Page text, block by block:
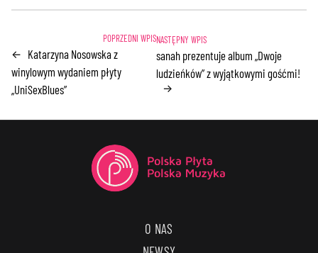
← Katarzyna Nosowska z
winylowym wydaniem płyty
„UniSexBlues”
sanah prezentuje album „Dwoje
ludzieńków” z wyjątkowymi gośćmi!
→
O NAS